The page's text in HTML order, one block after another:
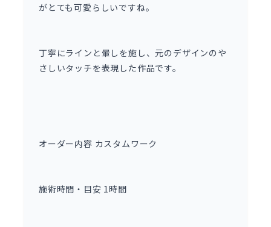
がとても可愛らしいですね。
丁寧にラインと暈しを施し、元のデザインのや
さしいタッチを表現した作品です。
オーダー内容 カスタムワーク
施術時間・目安 1時間